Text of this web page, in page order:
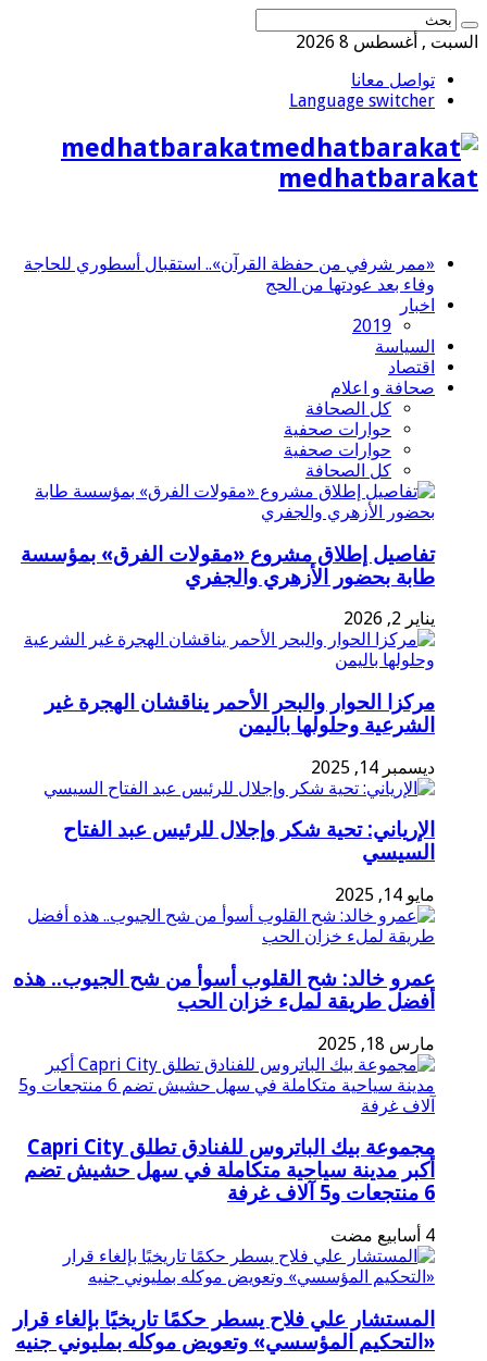
السبت , أغسطس 8 2026
تواصل معانا
Language switcher
medhatbarakat
medhatbarakat
«ممر شرفي من حفظة القرآن».. استقبال أسطوري للحاجة
وفاء بعد عودتها من الحج
اخبار
2019
السياسة
اقتصاد
صحافة و اعلام
كل الصحافة
حوارات صحفية
حوارات صحفية
كل الصحافة
تفاصيل إطلاق مشروع «مقولات الفرق» بمؤسسة
طابة بحضور الأزهري والجفري
يناير 2, 2026
مركزا الحوار والبحر الأحمر يناقشان الهجرة غير
الشرعية وحلولها باليمن
ديسمبر 14, 2025
الإرياني: تحية شكر وإجلال للرئيس عبد الفتاح
السيسي
مايو 14, 2025
عمرو خالد: شح القلوب أسوأ من شح الجيوب.. هذه
أفضل طريقة لملء خزان الحب
مارس 18, 2025
مجموعة بيك الباتروس للفنادق تطلق Capri City
أكبر مدينة سياحية متكاملة في سهل حشيش تضم
6 منتجعات و5 آلاف غرفة
المستشار علي فلاح يسطر حكمًا تاريخيًا بإلغاء قرار
«التحكيم المؤسسي» وتعويض موكله بمليوني جنيه